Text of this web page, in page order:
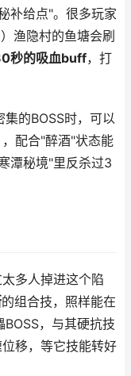
补给点"。很多玩家
渔隐村的鱼塘会刷
秒的吸血buff，打
的BOSS时，可以
配合"醉酒"状态能
潭秘境"里反杀过3
多人掉进这个陷
的组合技，照样能在
，与其硬抗技
移，等它技能转好